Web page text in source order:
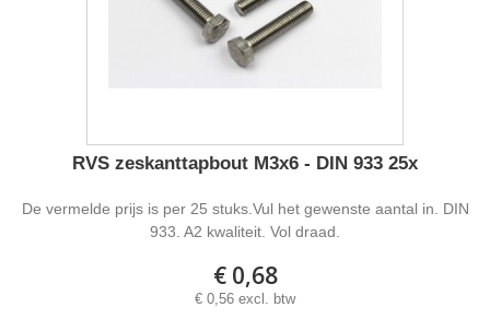
RVS zeskanttapbout M3x6 - DIN 933 25x
De vermelde prijs is per 25 stuks.Vul het gewenste aantal in. DIN
933. A2 kwaliteit. Vol draad.
€ 0,68
€ 0,56 excl. btw